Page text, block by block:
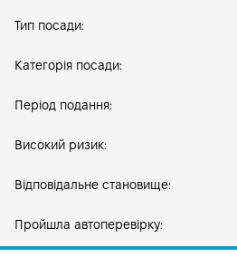
Тип посади:
Категорія посади:
Період подання:
Високий ризик:
Відповідальне становище:
Пройшла автоперевірку: